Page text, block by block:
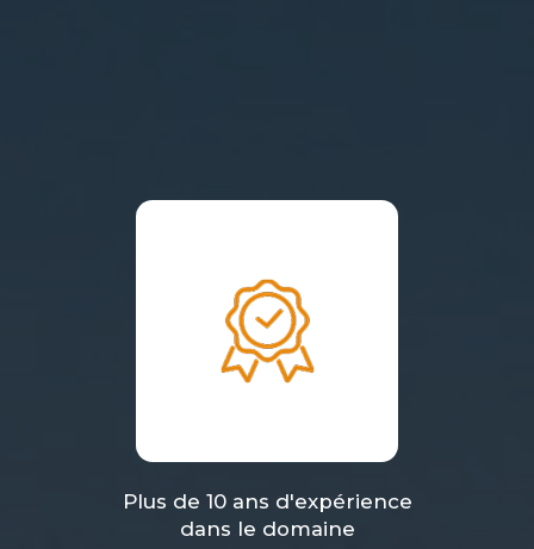
Plus de 10 ans d'expérience
dans le domaine